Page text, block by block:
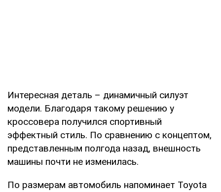
Интересная деталь – динамичный силуэт
модели. Благодаря такому решению у
кроссовера получился спортивный
эффектный стиль. По сравнению с концептом,
представленным полгода назад, внешность
машины почти не изменилась.
По размерам автомобиль напоминает Toyota